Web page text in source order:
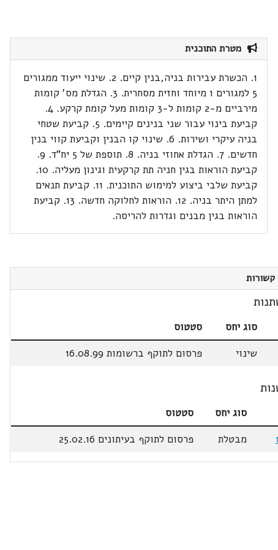
מטרת התוכנית
1. הכשרת עבירות בניה,בנין קיים. 2. שינוי ייעוד ממגורים
5 למגורים 1 מיוחד וחזית מסחרית. 3. הגדלת מס' קומות
מירביים מ-2 קומות ל-3 קומות מעל קומת קרקע. 4.
קביעת בינוי עבור שני בנינים קיימים. 5. קביעת שטחי
בניה עיקרי ושירות. 6. שינוי קו הבנין וקביעת קווי בנין
חדשים. 7. הגדלת אחוזי בניה. 8. תוספת של 5 יח"ד. 9.
קביעת הוראות בגין חניה תת קרקעית וגינון מעליה. 10.
קביעת שלבי ביצוע למימוש התוכנית. 11. קביעת תנאים
למתן היתר בניה. 12. הוראות לחלוקה חדשה. 13. קביעת
הוראות בגין מבנים וגדרות להריסה.
קשורות
סוג יחס
סטטוס
שינוי פרסום לתוקף ברשומות 16.08.99
סוג יחס
סטטוס
מבטלת פרסום לתוקף בעיתונים 25.02.16